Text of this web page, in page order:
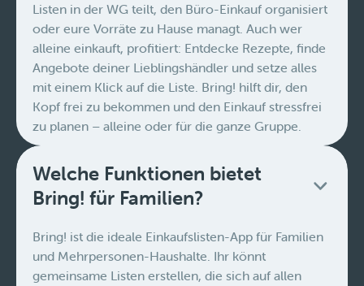
Listen in der WG teilt, den Büro-Einkauf organisiert
oder eure Vorräte zu Hause managt. Auch wer
alleine einkauft, profitiert: Entdecke Rezepte, finde
Angebote deiner Lieblingshändler und setze alles
mit einem Klick auf die Liste. Bring! hilft dir, den
Kopf frei zu bekommen und den Einkauf stressfrei
zu planen – alleine oder für die ganze Gruppe.
Welche Funktionen bietet
Bring! für Familien?
Bring! ist die ideale Einkaufslisten-App für Familien
und Mehrpersonen-Haushalte. Ihr könnt
gemeinsame Listen erstellen, die sich auf allen